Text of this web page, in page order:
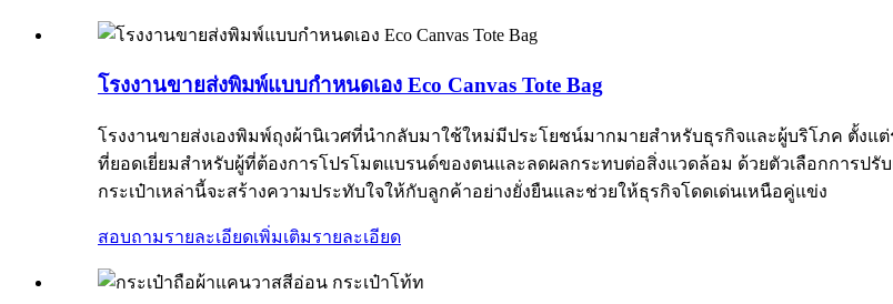
โรงงานขายส่งพิมพ์แบบกำหนดเอง Eco Canvas Tote Bag
โรงงานขายส่งเองพิมพ์ถุงผ้านิเวศที่นำกลับมาใช้ใหม่มีประโยชน์มากมายสำหรับธุรกิจและผู้บริโภค ตั้งแ
ที่ยอดเยี่ยมสำหรับผู้ที่ต้องการโปรโมตแบรนด์ของตนและลดผลกระทบต่อสิ่งแวดล้อม ด้วยตัวเลือกการ
กระเป๋าเหล่านี้จะสร้างความประทับใจให้กับลูกค้าอย่างยั่งยืนและช่วยให้ธุรกิจโดดเด่นเหนือคู่แข่ง
สอบถามรายละเอียดเพิ่มเติมรายละเอียด